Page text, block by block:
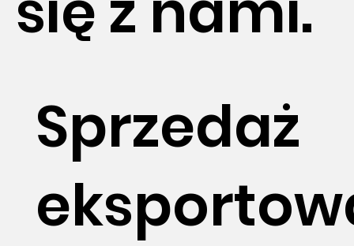
Sprzedaż